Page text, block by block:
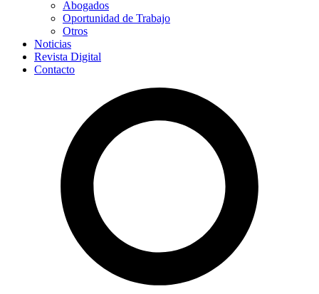
Abogados
Oportunidad de Trabajo
Otros
Noticias
Revista Digital
Contacto